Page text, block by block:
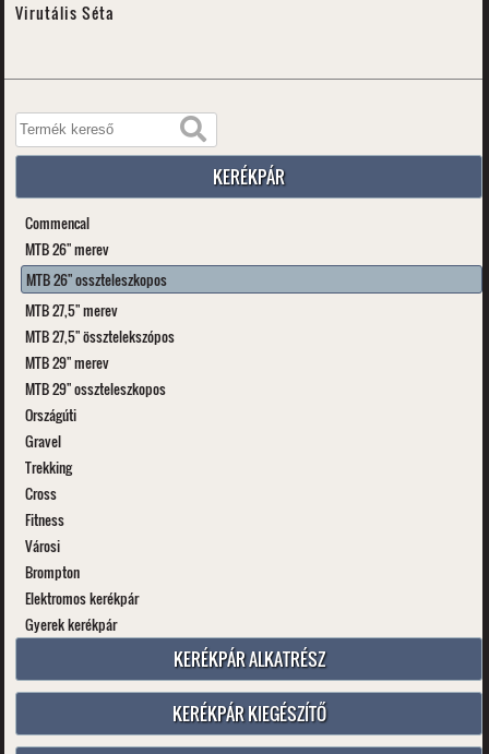
Virutális Séta
KERÉKPÁR
Commencal
MTB 26" merev
MTB 26" osszteleszkopos
MTB 27,5" merev
MTB 27,5" össztelekszópos
MTB 29" merev
MTB 29" osszteleszkopos
Országúti
Gravel
Trekking
Cross
Fitness
Városi
Brompton
Elektromos kerékpár
Gyerek kerékpár
KERÉKPÁR ALKATRÉSZ
KERÉKPÁR KIEGÉSZÍTŐ